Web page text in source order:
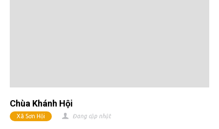
Chùa Khánh Hội
Xã Sơn Hội Đang cập nhật